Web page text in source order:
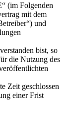
(im Folgenden
mit dem
und
bist, so
die Nutzung des
Zeit geschlossen
einer Frist